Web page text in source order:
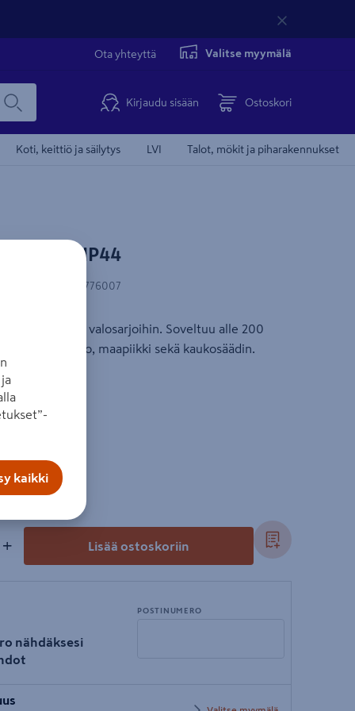
Ota yhteyttä Valitse myymälä
Kirjaudu sisään Ostoskori
Koti, keittiö ja säilytys LVI Talot, mökit ja piharakennukset
IP44
7318303776007
Konstsmiden valosarjoihin. Soveltuu alle 200
latausjohto, maapiikki sekä kaukosäädin.
+ Lisää ostoskoriin
nähdäksesi
POSTINUMERO
postinumero
kaikki